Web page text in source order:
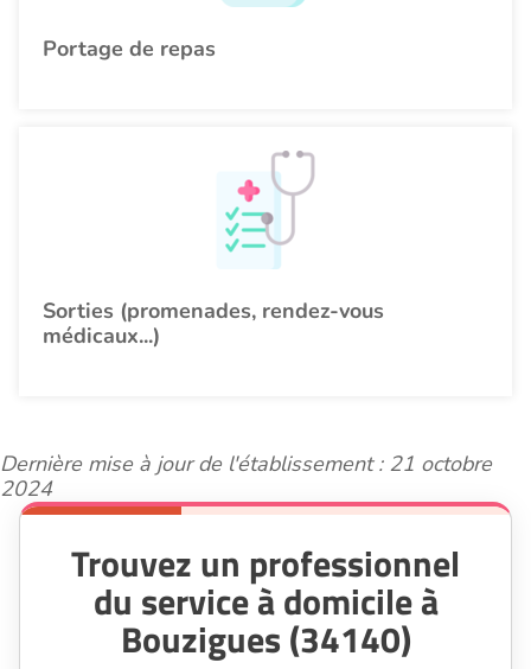
Portage de repas
Sorties (promenades, rendez-vous
médicaux...)
Dernière mise à jour de l'établissement : 21 octobre
2024
Trouvez un professionnel
du service à domicile à
Bouzigues (34140)